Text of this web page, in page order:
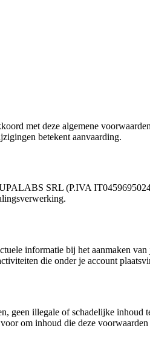
met deze algemene
betekent aanvaarding.
SRL (P.IVA
informatie bij het aanmaken
die onder je account
geen illegale of schadelijke
om inhoud die deze